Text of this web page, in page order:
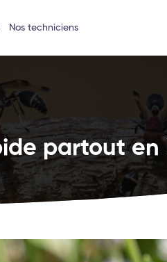
Nos techniciens
partout en